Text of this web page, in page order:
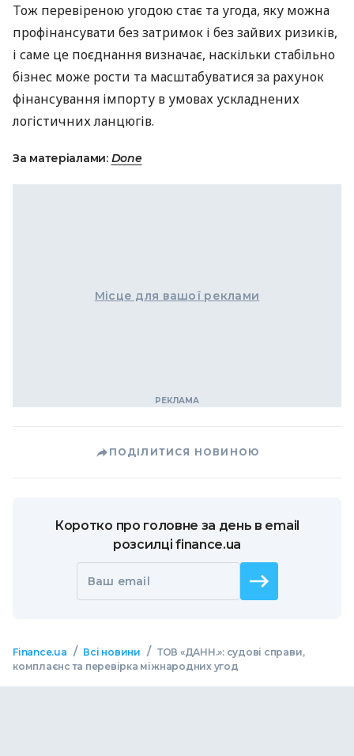
Тож перевіреною угодою стає та угода, яку можна
профінансувати без затримок і без зайвих ризиків,
і саме це поєднання визначає, наскільки стабільно
бізнес може рости та масштабуватися за рахунок
фінансування імпорту в умовах ускладнених
логістичних ланцюгів.
За матеріалами: Done
Місце для вашої реклами
ПОДІЛИТИСЯ НОВИНОЮ
Коротко про головне за день в email
розсилці finance.ua
Ваш email
Finance.ua / Всі новини / ТОВ «ДАНН.»: судові справи,
комплаєнс та перевірка міжнародних угод